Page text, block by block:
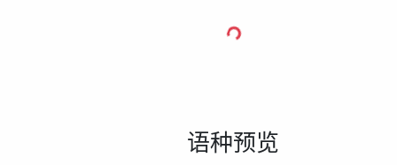
语种预览